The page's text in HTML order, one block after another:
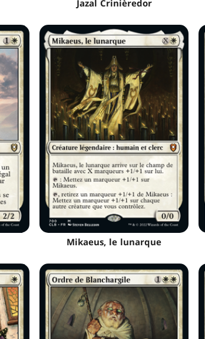
Jazal Crinièredor
Mikaeus, le lunarque